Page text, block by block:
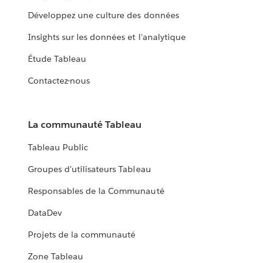
Développez une culture des données
Insights sur les données et l'analytique
Étude Tableau
Contactez-nous
La communauté Tableau
Tableau Public
Groupes d'utilisateurs Tableau
Responsables de la Communauté
DataDev
Projets de la communauté
Zone Tableau